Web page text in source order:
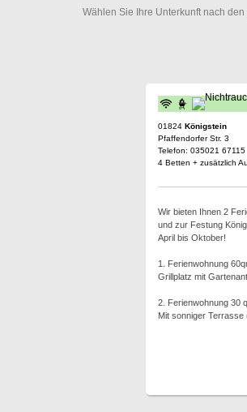
Wählen Sie Ihre Unterkunft nach
01824 Königstein
Pfaffendorfer Str. 3
Telefon: 035021 67115
4 Betten + zusätzlich
Wir bieten Ihnen 2
und zur Festung
April bis Oktober!
1. Ferienwohnung
Grillplatz mit
2. Ferienwohnung 30
Mit sonniger Terrasse